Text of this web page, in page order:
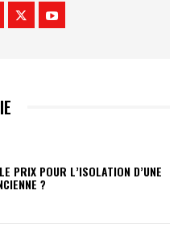
PRIX POUR L’ISOLATION D’UNE
?